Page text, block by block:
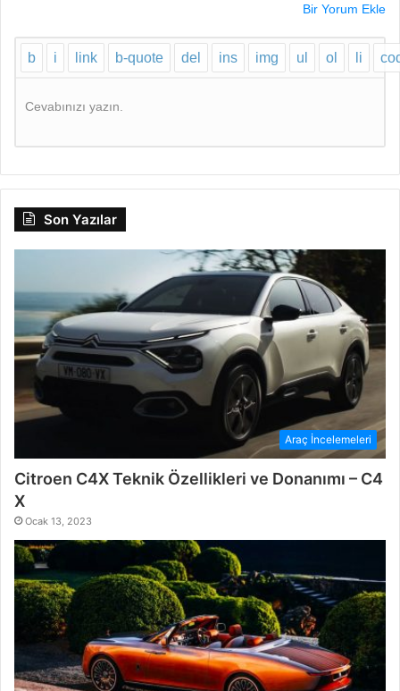
Bir Yorum Ekle
Cevabınızı yazın.
Son Yazılar
Araç İncelemeleri
Citroen C4X Teknik Özellikleri ve Donanımı – C4
X
Ocak 13, 2023